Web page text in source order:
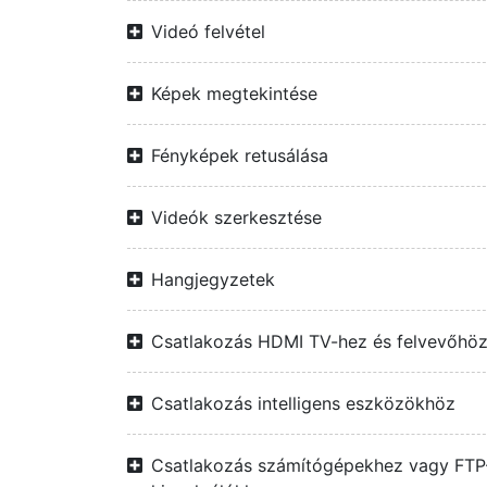
Videó felvétel
Képek megtekintése
Fényképek retusálása
Videók szerkesztése
Hangjegyzetek
Csatlakozás HDMI TV-hez és felvevőhöz
Csatlakozás intelligens eszközökhöz
Csatlakozás számítógépekhez vagy